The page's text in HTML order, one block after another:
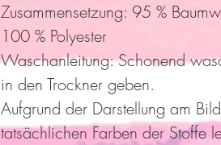
Zusammensetzung: 95 %
100 % Polyester
Waschanleitung: Schonend
in den Trockner geben.
Aufgrund der Darstellung am
tatsächlichen Farben der Stoffe